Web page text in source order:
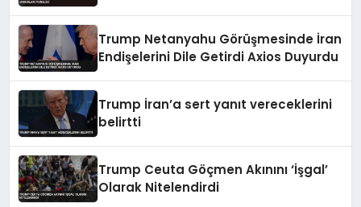
Trump Netanyahu Görüşmesinde İran
Endişelerini Dile Getirdi Axios Duyurdu
Trump İran’a sert yanıt vereceklerini
belirtti
Trump Ceuta Göçmen Akınını ‘İşgal’
Olarak Nitelendirdi